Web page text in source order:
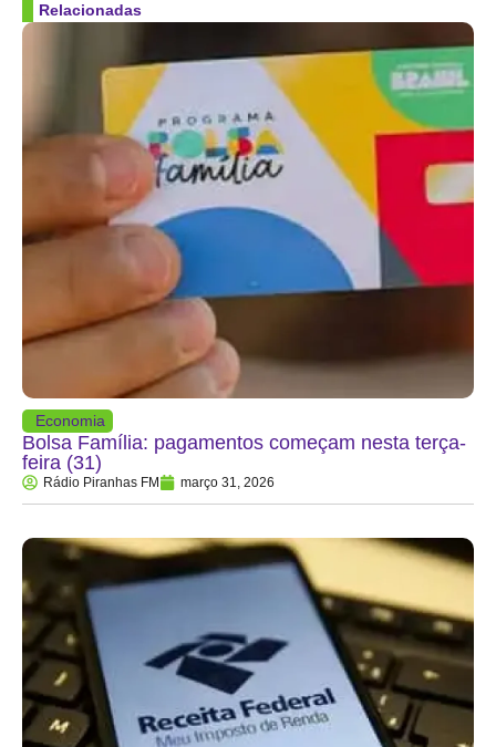
Relacionadas
Economia
Bolsa Família: pagamentos começam nesta terça-
feira (31)
Rádio Piranhas FM março 31, 2026